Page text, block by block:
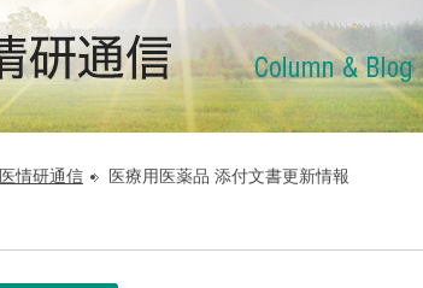
医情研通信 医療用医薬品 添付文書更新情報